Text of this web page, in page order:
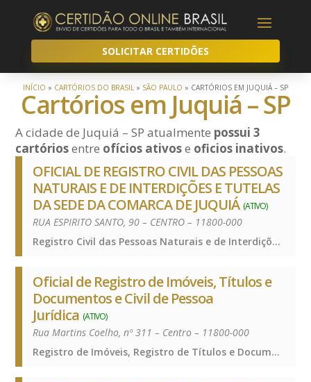
SOLICITAR CERTIDÕES
INÍCIO » CARTÓRIOS DO BRASIL » SÃO PAULO » CARTÓRIOS EM JUQUIÁ – SP
Cartórios em Juquiá – SP
A cidade de Juquiá – SP atualmente possui 3
cartóriosentre ofícios ativose oficios inativos.
OFICIAL DE REGISTRO CIVIL DAS PESSOAS
NATURAIS E DE INTERDIÇÕES E TUTELAS
DA SEDE DA COMARCA DE JUQUIÁ (ATIVO)
RUA ESPIRITO SANTO, 90 – CENTRO – 11800-000
Registro Civil das Pessoas Naturais e de Interdições e Tutelas, Registro Civil das Pessoas Naturais e de Interdições e Tutelas, Registro Civil das Pessoas Naturais e de Interdições e Tutelas
Oficial de Registro de Imóveis, Títulos e
Documentos e Civil de Pessoa
Jurídica (ATIVO)
Rua Martins Coelho, nº 311 – Centro – 11800-000
Registro de Imóveis, Registro de Títulos e Documentos e Civis das Pessoas Jurídicas, Registro de Imóveis, Registro de Títulos e Documentos e Civis das Pessoas Jurídicas, Registro de Imóveis, Registro de Títulos e Documentos e Civis das Pessoas Jurídicas